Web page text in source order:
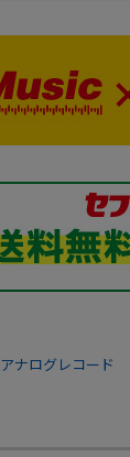
アナログレコード